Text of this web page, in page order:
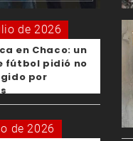
de 2026
en Chaco: un
fútbol pidió no
por
de 2026